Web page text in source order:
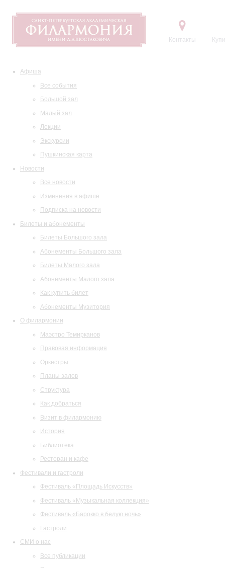
Контакты
Афиша
Все события
Большой зал
Малый зал
Лекции
Экскурсии
Пушкинская карта
Новости
Все новости
Изменения в афише
Подписка на новости
Билеты и абонементы
Билеты Большого зала
Абонементы Большого зала
Билеты Малого зала
Абонементы Малого зала
Как купить билет
Абонементы Музитория
О филармонии
Маэстро Темирканов
Правовая информация
Оркестры
Планы залов
Структура
Как добраться
Визит в филармонию
История
Библиотека
Ресторан и кафе
Фестивали и гастроли
Фестиваль «Площадь Искусств»
Фестиваль «Музыкальная коллекция»
Фестиваль «Барокко в белую ночь»
Гастроли
СМИ о нас
Все публикации